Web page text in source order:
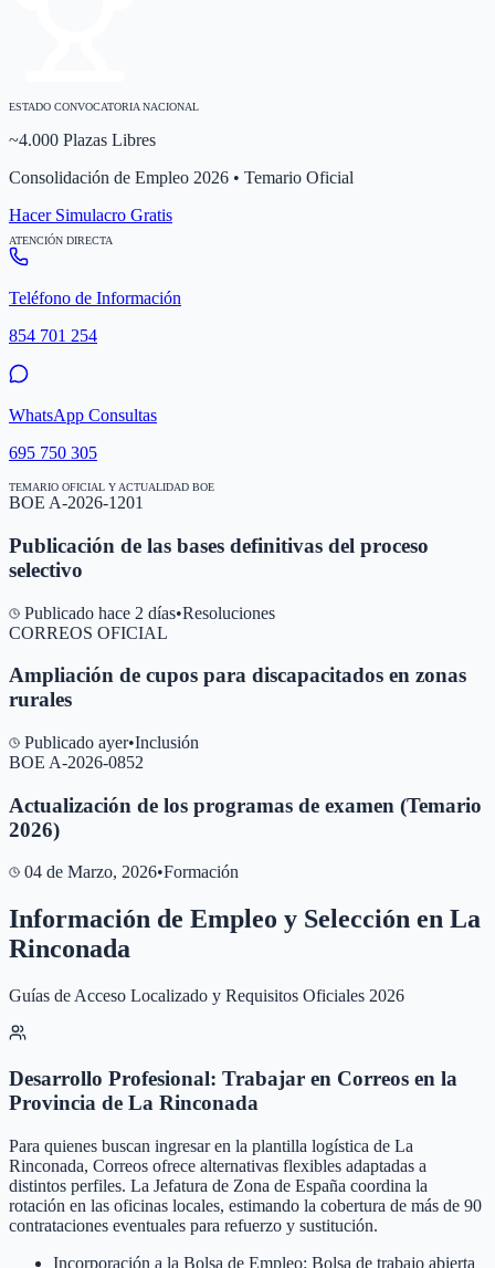
ESTADO CONVOCATORIA NACIONAL
~4.000 Plazas Libres
Consolidación de Empleo 2026 • Temario Oficial
Hacer Simulacro Gratis
ATENCIÓN DIRECTA
Teléfono de Información
854 701 254
WhatsApp Consultas
695 750 305
TEMARIO OFICIAL Y ACTUALIDAD BOE
BOE A-2026-1201
Publicación de las bases definitivas del proceso
selectivo
Publicado hace 2 días•Resoluciones
CORREOS OFICIAL
Ampliación de cupos para discapacitados en zonas
rurales
Publicado ayer•Inclusión
BOE A-2026-0852
Actualización de los programas de examen (Temario
2026)
04 de Marzo, 2026•Formación
Información de Empleo y Selección en La
Rinconada
Guías de Acceso Localizado y Requisitos Oficiales 2026
Desarrollo Profesional: Trabajar en Correos en la
Provincia de La Rinconada
Para quienes buscan ingresar en la plantilla logística de La
Rinconada, Correos ofrece alternativas flexibles adaptadas a
distintos perfiles. La Jefatura de Zona de España coordina la
rotación en las oficinas locales, estimando la cobertura de más de 90
contrataciones eventuales para refuerzo y sustitución.
Incorporación a la Bolsa de Empleo: Bolsa de trabajo abierta